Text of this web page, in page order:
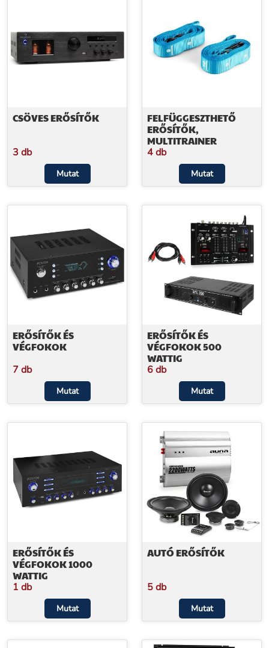
CSÖVES ERŐSÍTŐK
3 db
Mutat
FELFÜGGESZTHETŐ
ERŐSÍTŐK,
MULTITRAINER
4 db
Mutat
ERŐSÍTŐK ÉS
VÉGFOKOK
7 db
Mutat
ERŐSÍTŐK ÉS
VÉGFOKOK 500
WATTIG
6 db
Mutat
ERŐSÍTŐK ÉS
VÉGFOKOK 1000
WATTIG
1 db
Mutat
AUTÓ ERŐSÍTŐK
5 db
Mutat